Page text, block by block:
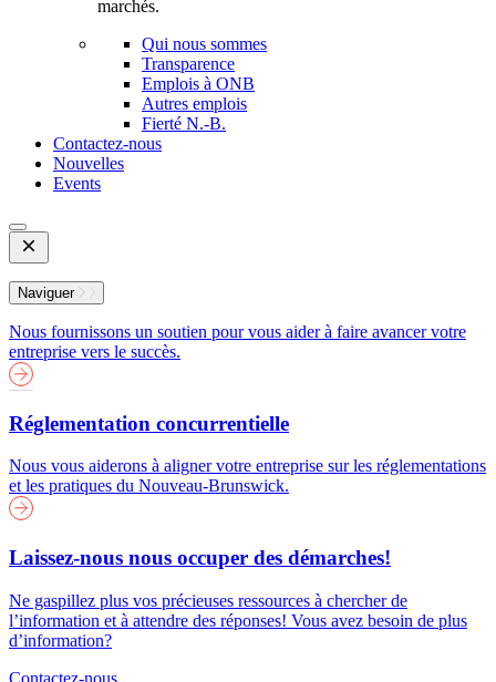
marchés.
Qui nous sommes
Transparence
Emplois à ONB
Autres emplois
Fierté N.-B.
Contactez-nous
Nouvelles
Events
Open
Mobile
Menu
Naviguer
Nous fournissons un soutien pour vous aider à faire avancer votre
entreprise vers le succès.
Réglementation concurrentielle
Nous vous aiderons à aligner votre entreprise sur les réglementations
et les pratiques du Nouveau-Brunswick.
Laissez-nous nous occuper des démarches!
Ne gaspillez plus vos précieuses ressources à chercher de
l’information et à attendre des réponses! Vous avez besoin de plus
d’information?
Contactez-nous